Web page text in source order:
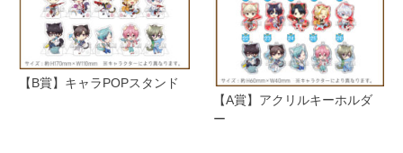
【B賞】キャラPOPスタンド
【A賞】アクリルキーホルダ
ー